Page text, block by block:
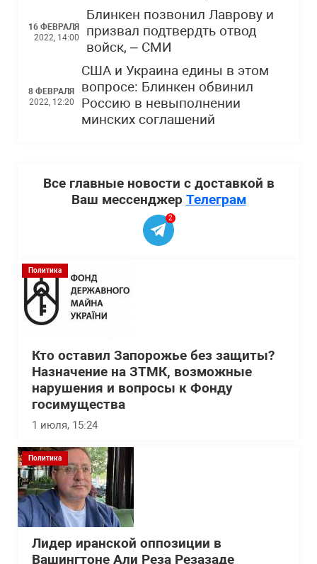
16 ФЕВРАЛЯ
2022, 14:00
Блинкен позвонил Лаврову и
призвал подтвердть отвод
войск, – СМИ
8 ФЕВРАЛЯ
2022, 12:20
США и Украина едины в этом
вопросе: Блинкен обвинил
Россию в невыполнении
минских соглашений
Все главные новости с доставкой в
Ваш мессенджер Телеграм
2
Политика
Кто оставил Запорожье без защиты?
Назначение на ЗТМК, возможные
нарушения и вопросы к Фонду
госимущества
1 июля, 15:24
Политика
Лидер иранской оппозиции в
Вашингтоне Али Реза Резазаде